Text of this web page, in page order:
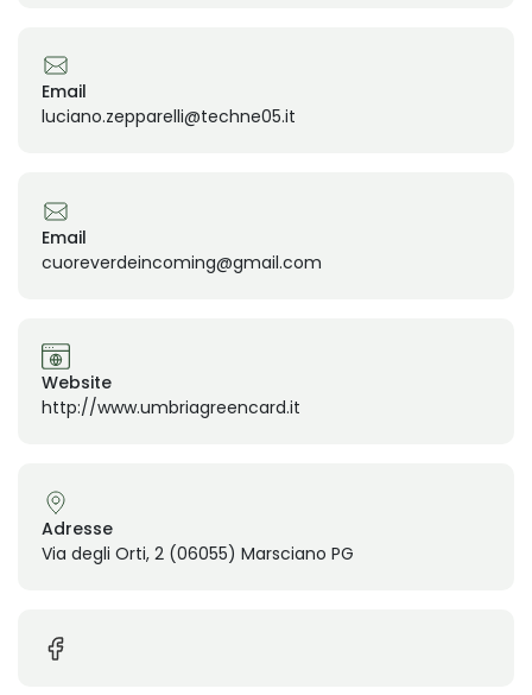
Email
luciano.zepparelli@techne05.it
Email
cuoreverdeincoming@gmail.com
Website
http://www.umbriagreencard.it
Adresse
Via degli Orti, 2 (06055) Marsciano PG